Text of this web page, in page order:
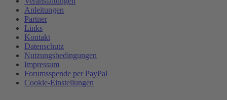
Anleitungen
Partner
Links
Kontakt
Datenschutz
Nutzungsbedingungen
Impressum
Forumsspende per PayPal
Cookie-Einstellungen